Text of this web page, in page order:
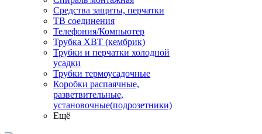
Средства защиты, перчатки
ТВ соединения
Телефония/Компьютер
Трубка ХВТ (кембрик)
Трубки и перчатки холодной
усадки
Трубки термоусадочные
Коробки распаячные,
разветвительные,
установочные(подрозетники)
Ещё